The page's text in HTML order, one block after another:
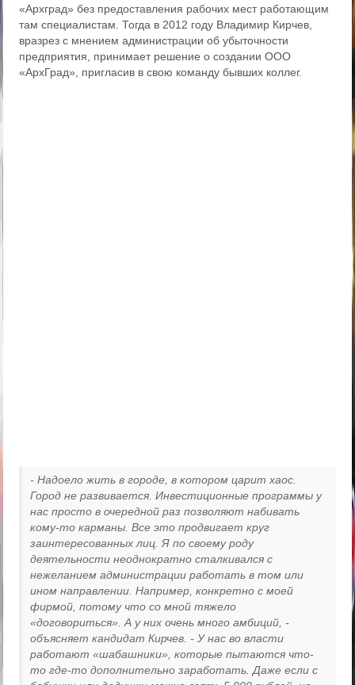
«Архград» без предоставления рабочих мест работающим
там специалистам. Тогда в 2012 году Владимир Кирчев,
вразрез с мнением администрации об убыточности
предприятия, принимает решение о создании ООО
«АрхГрад», пригласив в свою команду бывших коллег.
- Надоело жить в городе, в котором царит хаос.
Город не развивается. Инвестиционные программы у
нас просто в очередной раз позволяют набивать
кому-то карманы. Все это продвигает круг
заинтересованных лиц. Я по своему роду
деятельности неоднократно сталкивался с
нежеланием администрации работать в том или
ином направлении. Например, конкретно с моей
фирмой, потому что со мной тяжело
«договориться». А у них очень много амбиций, -
объясняет кандидат Кирчев. - У нас во власти
работают «шабашники», которые пытаются что-
то где-то дополнительно заработать. Даже если с